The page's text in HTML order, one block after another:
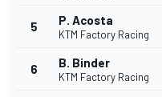
5 P. Acosta
KTM Factory Racing
6 B. Binder
KTM Factory Racing